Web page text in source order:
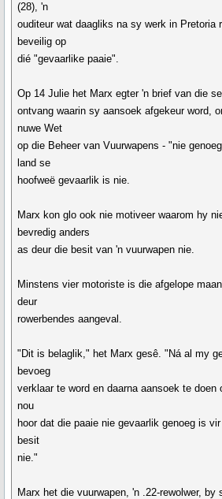
(28), 'n
ouditeur wat daagliks na sy werk in Pretoria
beveilig op
dié "gevaarlike paaie".
Op 14 Julie het Marx egter 'n brief van die
ontvang waarin sy aansoek afgekeur word,
nuwe Wet
op die Beheer van Vuurwapens - "nie
land se
hoofweë gevaarlik is nie.
Marx kon glo ook nie motiveer waarom hy
bevredig anders
as deur die besit van 'n vuurwapen nie.
Minstens vier motoriste is die afgelope
deur
rowerbendes aangeval.
"Dit is belaglik," het Marx gesê. "Ná al my
bevoeg
verklaar te word en daarna aansoek te
nou
hoor dat die paaie nie gevaarlik genoeg is
besit
nie."
Marx het die vuurwapen, 'n .22-rewolwer, by